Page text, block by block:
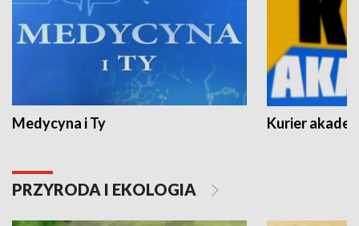
Medycyna i Ty Kurier
PRZYRODA I EKOLOGIA